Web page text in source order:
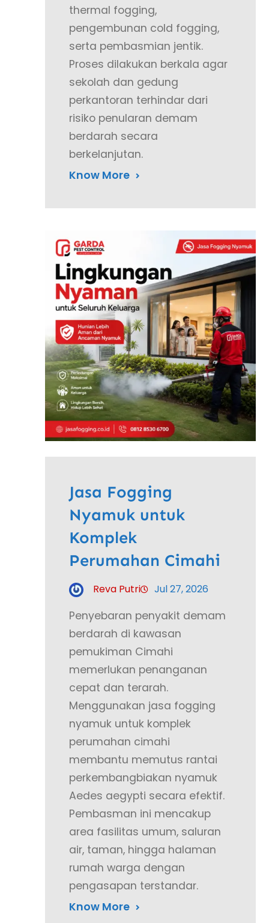
thermal fogging,
pengembunan cold fogging,
serta pembasmian jentik.
Proses dilakukan berkala agar
sekolah dan gedung
perkantoran terhindar dari
risiko penularan demam
berdarah secara
berkelanjutan.
Know More
Jasa Fogging
Nyamuk untuk
Komplek
Perumahan Cimahi
Reva Putri Jul 27, 2026
Penyebaran penyakit demam
berdarah di kawasan
pemukiman Cimahi
memerlukan penanganan
cepat dan terarah.
Menggunakan jasa fogging
nyamuk untuk komplek
perumahan cimahi
membantu memutus rantai
perkembangbiakan nyamuk
Aedes aegypti secara efektif.
Pembasman ini mencakup
area fasilitas umum, saluran
air, taman, hingga halaman
rumah warga dengan
pengasapan terstandar.
Know More